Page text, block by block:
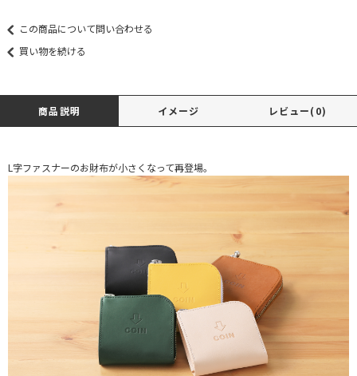
この商品について問い合わせる
買い物を続ける
商品説明 イメージ レビュー(0)
L字ファスナーのお財布が小さくなって再登場。